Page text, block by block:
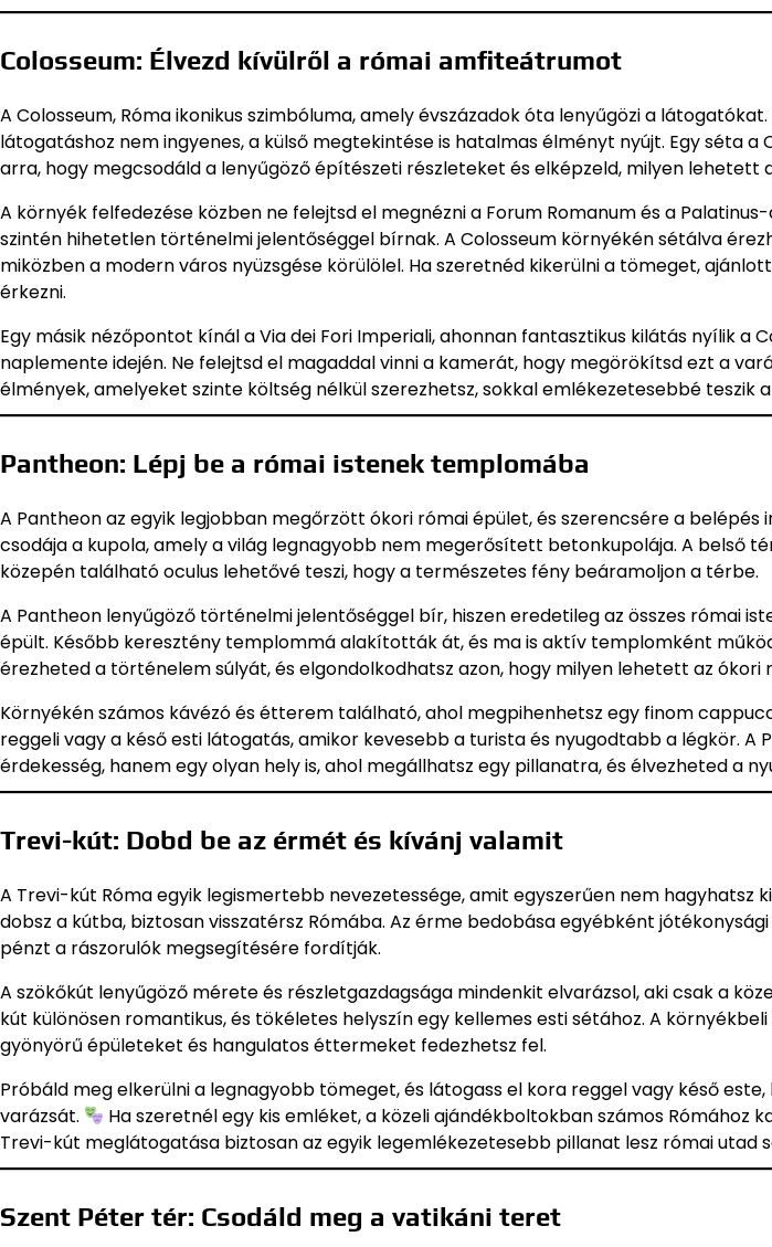
Colosseum: Élvezd kívülről a római amfiteátrumot
A Colosseum, Róma ikonikus szimbóluma, amely évszázadok óta lenyűgözi a
látogatáshoz nem ingyenes, a külső megtekintése is hatalmas élményt nyújt. Egy séta a
arra, hogy megcsodáld a lenyűgöző építészeti részleteket és elképzeld, milyen lehetett
A környék felfedezése közben ne felejtsd el megnézni a Forum Romanum és a
szintén hihetetlen történelmi jelentőséggel bírnak. A Colosseum környékén sétálva
miközben a modern város nyüzsgése körülölel. Ha szeretnéd kikerülni a tömeget,
érkezni.
Egy másik nézőpontot kínál a Via dei Fori Imperiali, ahonnan fantasztikus kilátás nyílik a
naplemente idején. Ne felejtsd el magaddal vinni a kamerát, hogy megörökítsd ezt a
élmények, amelyeket szinte költség nélkül szerezhetsz, sokkal emlékezetesebbé teszik
Pantheon: Lépj be a római istenek templomába
A Pantheon az egyik legjobban megőrzött ókori római épület, és szerencsére a belépés
csodája a kupola, amely a világ legnagyobb nem megerősített betonkupolája. A belső
közepén található oculus lehetővé teszi, hogy a természetes fény beáramoljon a térbe.
A Pantheon lenyűgöző történelmi jelentőséggel bír, hiszen eredetileg az összes római
épült. Később keresztény templommá alakították át, és ma is aktív templomként
érezheted a történelem súlyát, és elgondolkodhatsz azon, hogy milyen lehetett az ókori
Környékén számos kávézó és étterem található, ahol megpihenhetsz egy finom
reggeli vagy a késő esti látogatás, amikor kevesebb a turista és nyugodtabb a légkör.
érdekesség, hanem egy olyan hely is, ahol megállhatsz egy pillanatra, és élvezheted a
Trevi-kút: Dobd be az érmét és kívánj valamit
A Trevi-kút Róma egyik legismertebb nevezetessége, amit egyszerűen nem hagyhatsz
dobsz a kútba, biztosan visszatérsz Rómába. Az érme bedobása egyébként
pénzt a rászorulók megsegítésére fordítják.
A szökőkút lenyűgöző mérete és részletgazdagsága mindenkit elvarázsol, aki csak a
kút különösen romantikus, és tökéletes helyszín egy kellemes esti sétához. A
gyönyörű épületeket és hangulatos éttermeket fedezhetsz fel.
Próbáld meg elkerülni a legnagyobb tömeget, és látogass el kora reggel vagy késő este,
varázsát.
Ha szeretnél egy kis emléket, a közeli ajándékboltokban számos Rómához
Trevi-kút meglátogatása biztosan az egyik legemlékezetesebb pillanat lesz római utad
Szent Péter tér: Csodáld meg a vatikáni teret